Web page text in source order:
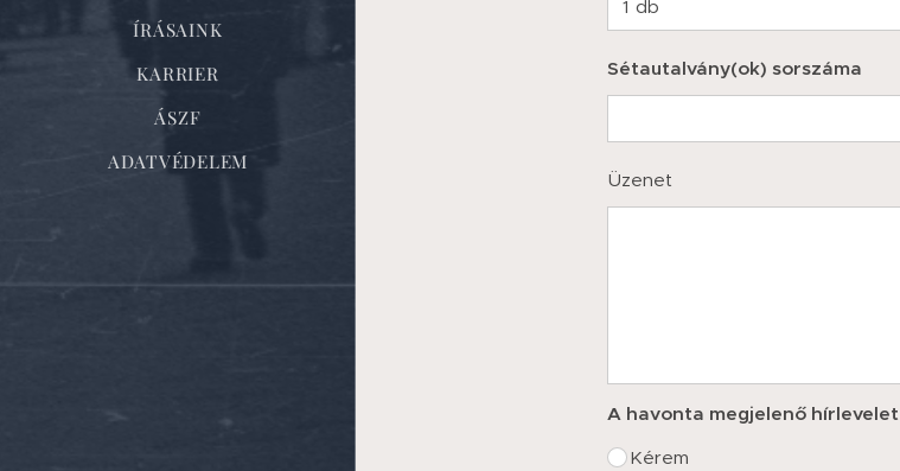
ÍRÁSAINK
KARRIER
ÁSZF
ADATVÉDELEM
Sétautalvány(ok) sorszáma
Üzenet
A havonta megjelenő hírlevelet
Kérem